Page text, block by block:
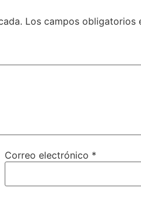
Los campos obligatorios
Correo electrónico *